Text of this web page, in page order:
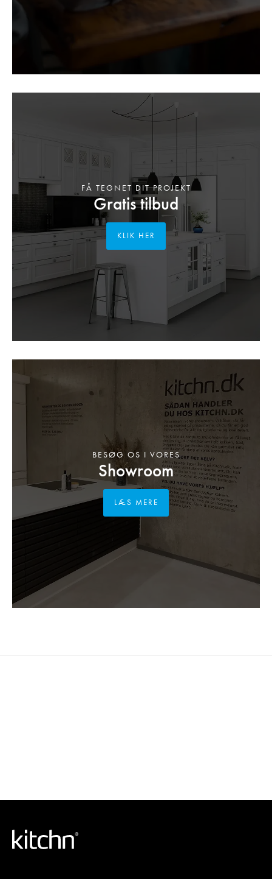
Gratis tilbud
FÅ TEGNET DIT PROJEKT
KLIK HER
Showroom
BESØG OS I VORES
LÆS MERE